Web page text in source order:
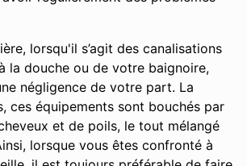
lorsqu'il s’agit des canalisations
la douche ou de votre baignoire,
négligence de votre part. La
ces équipements sont bouchés par
et de poils, le tout mélangé
lorsque vous êtes confronté à